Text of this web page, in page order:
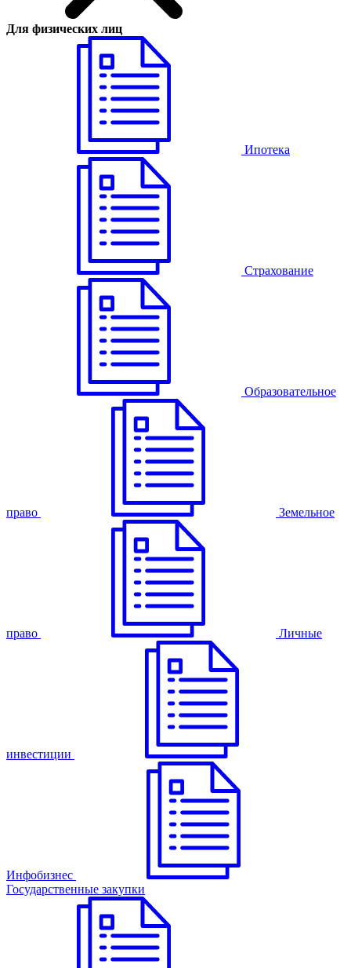
Для физических лиц
Ипотека
Страхование
Образовательное
право Земельное
право Личные
инвестиции
Инфобизнес
Государственные закупки